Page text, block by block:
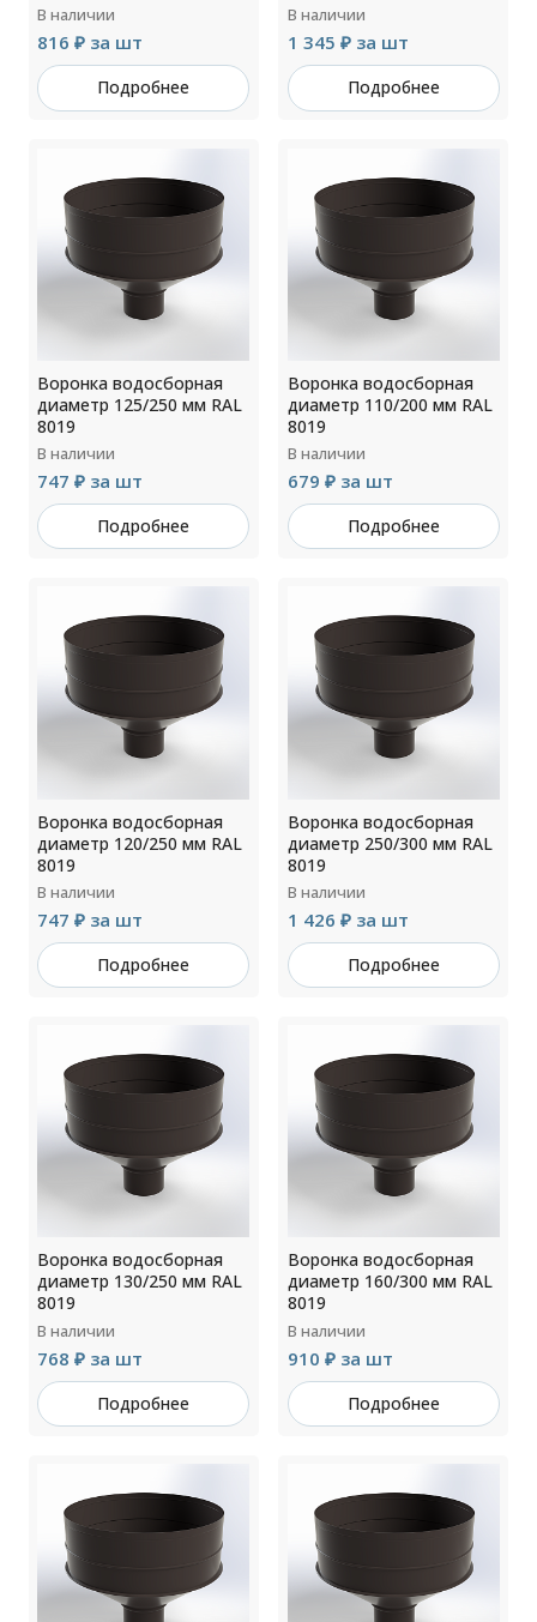
В наличии
816 ₽ за шт
Подробнее
В наличии
1 345 ₽ за шт
Подробнее
Воронка водосборная
диаметр 125/250 мм RAL
8019
В наличии
747 ₽ за шт
Подробнее
Воронка водосборная
диаметр 110/200 мм RAL
8019
В наличии
679 ₽ за шт
Подробнее
Воронка водосборная
диаметр 120/250 мм RAL
8019
В наличии
747 ₽ за шт
Подробнее
Воронка водосборная
диаметр 250/300 мм RAL
8019
В наличии
1 426 ₽ за шт
Подробнее
Воронка водосборная
диаметр 130/250 мм RAL
8019
В наличии
768 ₽ за шт
Подробнее
Воронка водосборная
диаметр 160/300 мм RAL
8019
В наличии
910 ₽ за шт
Подробнее